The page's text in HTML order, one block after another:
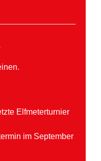
Elfmeterturnier
im September